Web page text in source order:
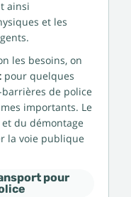
ainsi
et les
les besoins, on
pour quelques
de police
importants. Le
du démontage
la voie publique
pour